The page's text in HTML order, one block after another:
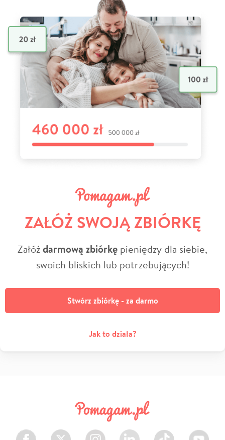
ZAŁÓŻ SWOJĄ ZBIÓRKĘ
Załóżdarmową zbiórkę pieniędzy dla siebie,
swoich bliskich lub potrzebujących!
Stwórz zbiórkę - za darmo
Jak to działa?
Facebook Twitter Instagram LinkedIn TikTok Youtube